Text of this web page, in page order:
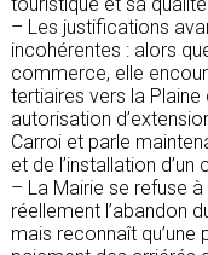
– Les justifications
incohérentes : alors
commerce, elle
tertiaires vers la Plaine
autorisation
Carroi et parle
et de l’installation
– La Mairie se refuse
réellement l’abandon
mais reconnaît